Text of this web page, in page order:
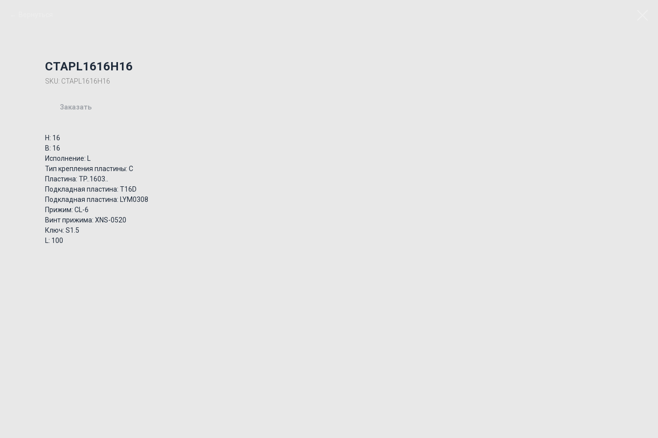
CTAPL1616H16
SKU: CTAPL1616H16
Заказать
H: 16
B: 16
Исполнение: L
Тип крепления пластины: C
Пластина: TP..1603..
Подкладная пластина: T16D
Подкладная пластина: LYM0308
Прижим: CL-6
Винт прижима: XNS-0520
Ключ: S1.5
L: 100